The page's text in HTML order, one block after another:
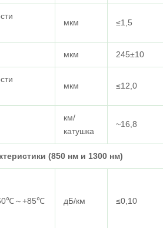
мкм ≤1,5
мкм 245±10
мкм ≤12,0
км/
катушка
~16,8
(850 нм и 1300 нм)
～+85℃ дБ/км ≤0,10